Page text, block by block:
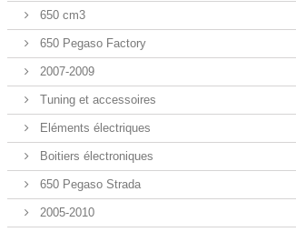
650 cm3
650 Pegaso Factory
2007-2009
Tuning et accessoires
Eléments électriques
Boitiers électroniques
650 Pegaso Strada
2005-2010